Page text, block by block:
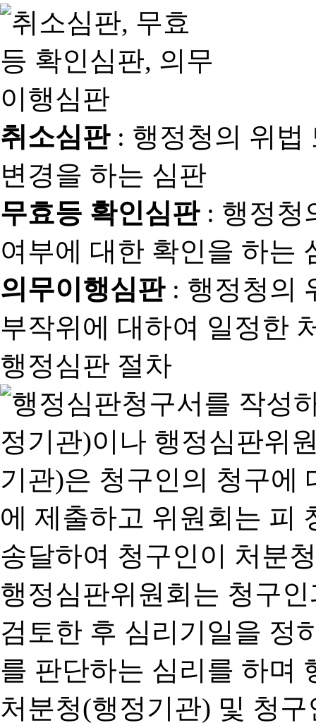
취소심판: 행정청의 위법
변경을 하는 심판
무효등 확인심판: 행정청
여부에 대한 확인을 하는
의무이행심판: 행정청의
부작위에 대하여 일정한
행정심판 절차